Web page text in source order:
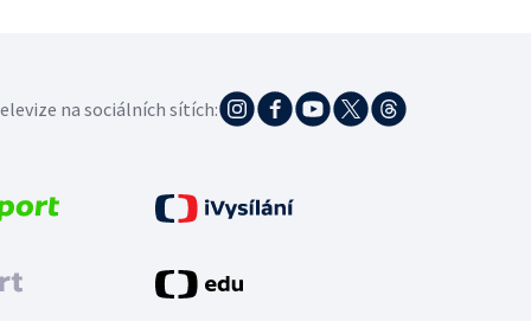
na sociálních sítích: